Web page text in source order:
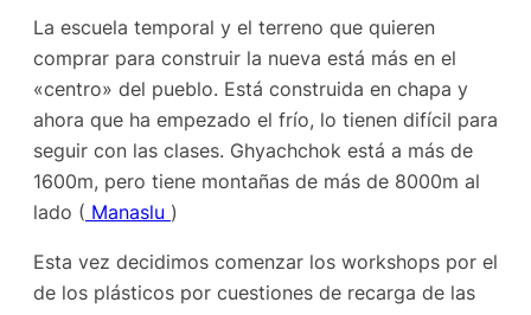
La escuela temporal y el terreno que quieren
comprar para construir la nueva está más en el
«centro» del pueblo. Está construida en chapa y
ahora que ha empezado el frío, lo tienen difícil para
seguir con las clases. Ghyachchok está a más de
1600m, pero tiene montañas de más de 8000m al
lado ( Manaslu )
Esta vez decidimos comenzar los workshops por el
de los plásticos por cuestiones de recarga de las